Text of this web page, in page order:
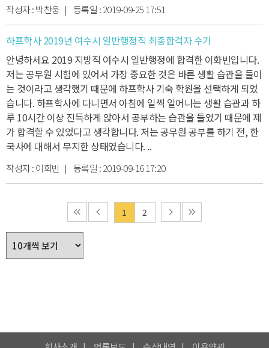
작성자 :박찬웅 | 등록일 :2019-09-25 17:51
하프학사 2019년 여수시 일반행정직 최종합격자 수기
안녕하세요 2019 지방직 여수시 일반행정에 합격한 이화빈입니다.
저는 공무원 시험에 있어서 가장 중요한 것은 바른 생활 습관을 들이
는 것이라고 생각했기 때문에 하프학사 기숙 학원을 선택하게 되었
습니다. 하프학사에 다니면서 아침에 일찍 일어나는 생활 습관과 하
루 10시간 이상 진득하게 앉아서 공부하는 습관을 들였기 때문에 제
가 합격할 수 있었다고 생각합니다. 저는 공무원 공부를 하기 전, 한
국사에 대해서 무지한 상태였습니다. ..
작성자 :이화빈 | 등록일 :2019-09-16 17:20
1 2